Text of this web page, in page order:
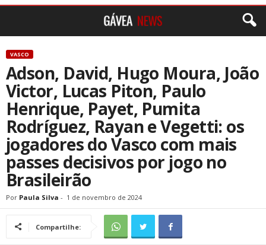
VASCO
Adson, David, Hugo Moura, João
Victor, Lucas Piton, Paulo
Henrique, Payet, Pumita
Rodríguez, Rayan e Vegetti: os
jogadores do Vasco com mais
passes decisivos por jogo no
Brasileirão
Por Paula Silva - 1 de novembro de 2024
Compartilhe: